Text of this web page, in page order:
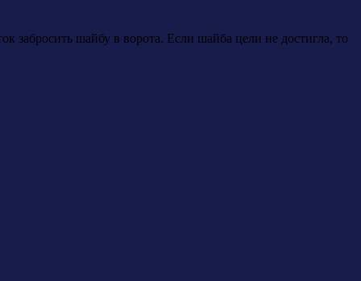
забросить шайбу в ворота. Если шайба цели не достигла, то